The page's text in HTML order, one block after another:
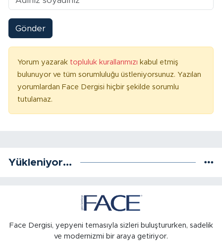
Gönder
Yorum yazarak topluluk kurallarımızı kabul etmiş
bulunuyor ve tüm sorumluluğu üstleniyorsunuz. Yazılan
yorumlardan Face Dergisi hiçbir şekilde sorumlu
tutulamaz.
Yükleniyor...
Face Dergisi, yepyeni temasıyla sizleri buluştururken, sadelik
ve modernizmi bir araya getiriyor.